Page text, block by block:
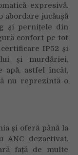
expresivă.
jucăușă
și pernițele din
confort pe tot
IP52 și
și murdăriei,
astfel încât,
nu reprezintă o
și oferă până la
dezactivat.
față de multe